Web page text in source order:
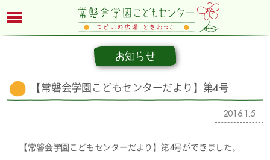
お知らせ
【常磐会学園こどもセンターだより】第4号
2016.1.5
【常磐会学園こどもセンターだより】第4号ができました。